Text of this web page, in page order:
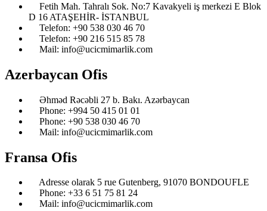
Fetih Mah. Tahralı Sok. No:7 Kavakyeli iş merkezi E Blok
D 16 ATAŞEHİR- İSTANBUL
Telefon: ‎+90 538 030 46 70
Telefon: ‎+90 216 515 85 78
Mail: info@ucicmimarlik.com
Azerbaycan Ofis
Əhməd Rəcəbli 27 b. Bakı. Azərbaycan
Phone: ‎‎+994 50 415 01 01
Phone: +90 538 030 46 70
Mail: info@ucicmimarlik.com
Fransa Ofis
Adresse olarak 5 rue Gutenberg, 91070 BONDOUFLE
Phone: ‎+33 6 51 75 81 24
Mail: info@ucicmimarlik.com